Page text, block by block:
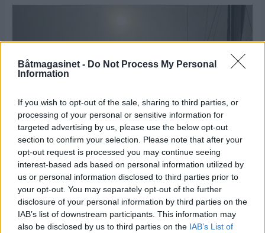
Båtmagasinet - Do Not Process My Personal
Information
If you wish to opt-out of the sale, sharing to third parties, or
processing of your personal or sensitive information for
targeted advertising by us, please use the below opt-out
section to confirm your selection. Please note that after your
opt-out request is processed you may continue seeing
interest-based ads based on personal information utilized by
us or personal information disclosed to third parties prior to
your opt-out. You may separately opt-out of the further
disclosure of your personal information by third parties on the
IAB’s list of downstream participants. This information may
also be disclosed by us to third parties on the IAB’s List of
Møtte tåka rundt
Lindesnes